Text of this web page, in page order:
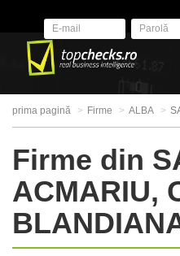
prima pagină Firme ALBA
Firme din
ACMARIU,